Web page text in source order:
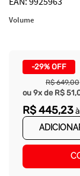
Volume
-29% OFF
R$ 649,00
ou 9x de R$ 51,
R$445,23